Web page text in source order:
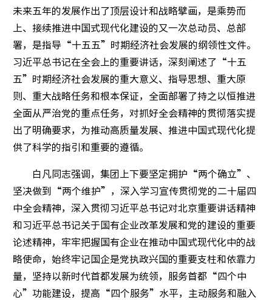
群团工
首旅党
公益活
人才招
未来五年的发展作出了顶层设计和战略擘画，是乘势而
上、接续推进中国式现代化建设的又一次总动员、总部
署，是指导“十五五”时期经济社会发展的纲领性文件。
习近平总书记在全会上的重要讲话，深刻阐述了“十五
五”时期经济社会发展的重大意义、指导思想、重大原
则、重大战略任务和根本保证，全面部署了持之以恒推进
全面从严治党的重点任务，对抓好全会精神的贯彻落实提
出了明确要求，为推动高质量发展、推进中国式现代化提
供了科学的指引和重要的遵循。
白凡同志强调，集团上下要坚定拥护“两个确立”、
坚决做到“两个维护”，深入学习宣传贯彻党的二十届四
中全会精神，深入贯彻习近平总书记对北京重要讲话精神
和习近平总书记关于国有企业改革发展和党的建设的重要
论述精神，牢牢把握国有企业在推动中国式现代化中的战
略使命，始终牢记国企是党执政兴国的重要支柱和依靠力
量，坚持以新时代首都发展为统领，服务首都“四个中
心”功能建设，提高“四个服务”水平，主动服务和融入